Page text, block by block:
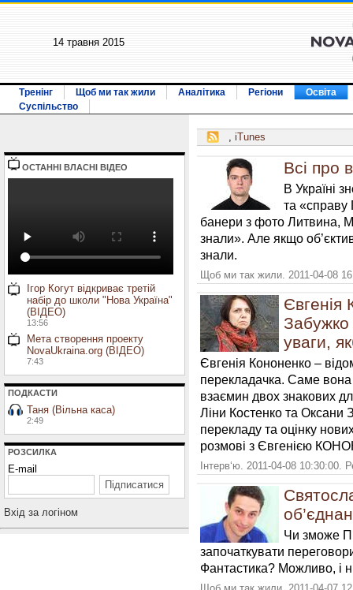
14 травня 2015
Тренінг Щоб ми так жили Аналітика Регіони
Освіта
Суспільство
ОСТАННI ВЛАСНI ВIДЕО
Ігор Когут відкриває третій
набір до школи "Нова Україна"
(ВІДЕО)
13:56
Мета створення проекту
NovaUkraina.org (ВІДЕО)
7:43
ПОДКАСТИ
Таня (Вільна каса)
2:49
РОЗСИЛКА
E-mail
Вхiд за логiном
, iTunes
Всі про
В Україні
та «справу
банери з фото Литвина,
знали». Але якщо
знали.
Щоб ми так жили. 2011-04-08
Забужко
уваги,
Євгенія Кононенко –
перекладачка. Саме вона
взаємин двох знакових
Ліни Костенко та Оксани
перекладу та оцінку
розмові з Євгенією
Інтерв‘ю. 2011-04-08 10:30:00.
Чи зможе
започаткувати
Фантастика? Можливо, і